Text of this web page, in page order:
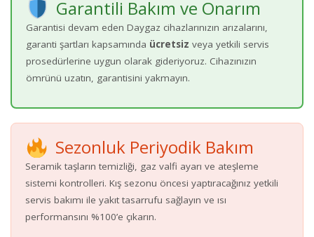
Garantili Bakım ve Onarım
Garantisi devam eden Daygaz cihazlarınızın arızalarını,
garanti şartları kapsamında ücretsiz veya yetkili servis
prosedürlerine uygun olarak gideriyoruz. Cihazınızın
ömrünü uzatın, garantisini yakmayın.
Sezonluk Periyodik Bakım
Seramik taşların temizliği, gaz valfi ayarı ve ateşleme
sistemi kontrolleri. Kış sezonu öncesi yaptıracağınız yetkili
servis bakımı ile yakıt tasarrufu sağlayın ve ısı
performansını %100’e çıkarın.